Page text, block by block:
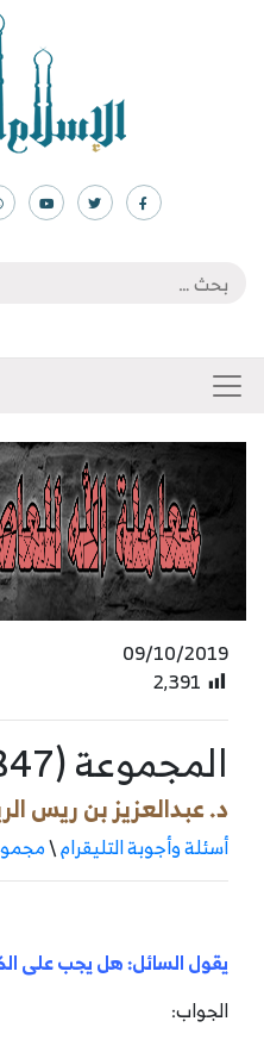
09/10/2019
2٬391
المجموعة (847)
د. عبدالعزيز بن ريس
أسئلة وأجوبة التليقرام\
يقول السائل: هل يجب على
الجواب: